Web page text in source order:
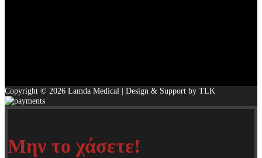
Copyright © 2026 Lamda Medical | Design & Support by TLK
Μην το χάσετε!